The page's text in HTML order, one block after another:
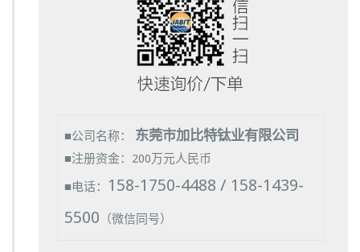
■公司名称： 东莞市加比特钛业有限公司
■注册资金：200万元人民币
■电话：
158-1750-4488 / 158-1439-
5500 （微信同号）